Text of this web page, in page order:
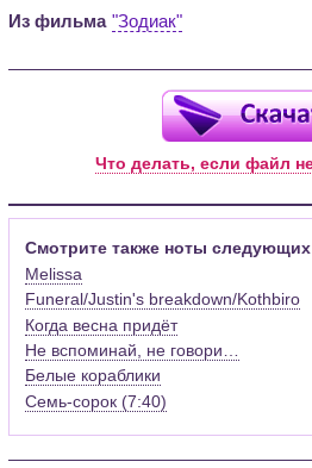
Из фильма "Зодиак"
Что делать, если файл
Смотрите также ноты следующих
Melissa
Funeral/Justin's breakdown/Kothbiro
Когда весна придёт
Не вспоминай, не говори…
Белые кораблики
Семь-сорок (7:40)